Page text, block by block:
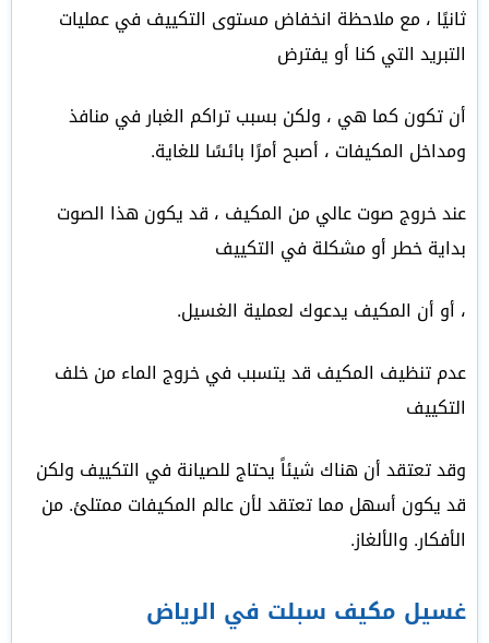
ثانيًا ، مع ملاحظة انخفاض مستوى التكييف في عمليات
التبريد التي كنا أو يفترض
أن تكون كما هي ، ولكن بسبب تراكم الغبار في منافذ
ومداخل المكيفات ، أصبح أمرًا بائسًا للغاية.
عند خروج صوت عالي من المكيف ، قد يكون هذا الصوت
بداية خطر أو مشكلة في التكييف
، أو أن المكيف يدعوك لعملية الغسيل.
عدم تنظيف المكيف قد يتسبب في خروج الماء من خلف
التكييف
وقد تعتقد أن هناك شيئاً يحتاج للصيانة في التكييف ولكن
قد يكون أسهل مما تعتقد لأن عالم المكيفات ممتلئ. من
الأفكار. والألغاز.
غسيل مكيف سبلت في الرياض